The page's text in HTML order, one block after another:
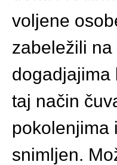
voljene
zabeležili
dogadjajima
taj način
pokolenjima
snimljen.